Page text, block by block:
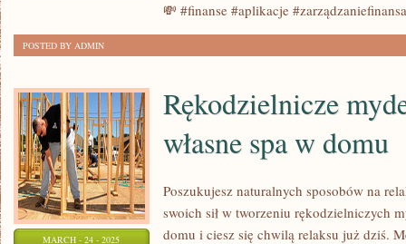
ŚWIETNIE
ZARZĄDZAĆ
TWOIMI
PIENIĘDZMI
💸 #finanse #aplikacje
POSTED BY ADMIN
MARCH - 24 - 2025
Rękodzielnicze
własne spa w domu
Poszukujesz naturalnych sposobów na
swoich sił w tworzeniu rękodzielniczych
domu i ciesz się chwilą relaksu już dziś.